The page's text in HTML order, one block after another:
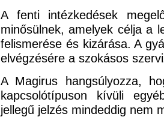
A fenti intézkedések
minősülnek, amelyek célja a
felismerése és kizárása. A
elvégzésére a szokásos
A Magirus hangsúlyozza,
kapcsolótípuson kívüli
jellegű jelzés mindeddig nem